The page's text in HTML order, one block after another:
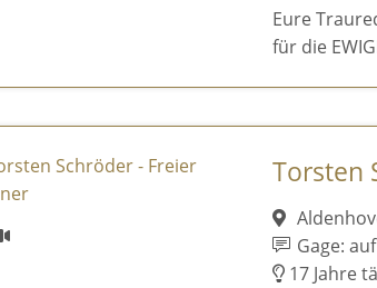
Eure
für die
Torsten
Gage:
17 Jahre